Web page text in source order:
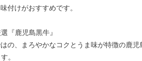
付けがおすすめです。
『鹿児島黒牛』
の、まろやかなコクとうま味が特徴の鹿児
。